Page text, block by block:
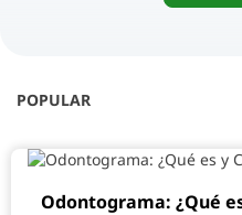
POPULAR
Odontograma: ¿Qué